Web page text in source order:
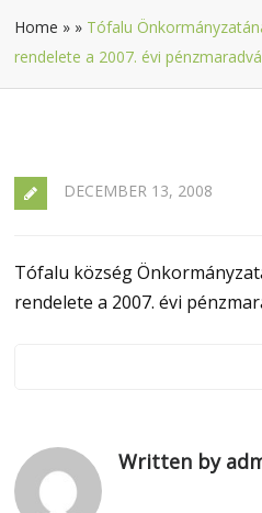
Home » » Tófalu
rendelete a 2007. évi
DECEMBER 13, 2008
Tófalu község
rendelete a 2007. évi
Written by